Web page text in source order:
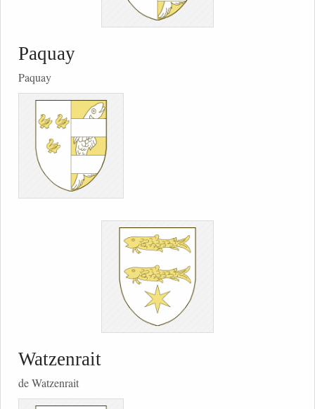
Paquay
Paquay
Watzenrait
de Watzenrait